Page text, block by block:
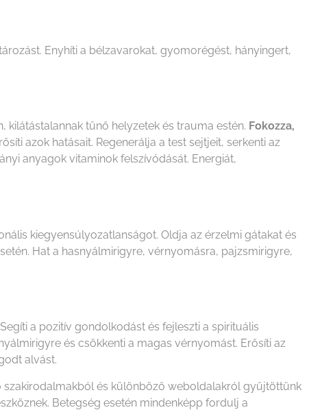
Enyhíti a bélzavarokat, gyomorégést, hányingert,
kilátástalannak tűnő helyzetek és trauma estén. Fokozza,
azok hatásait. Regenerálja a test sejtjeit, serkenti az
anyagok vitaminok felszívódását. Energiát,
kiegyensúlyozatlanságot. Oldja az érzelmi gátakat és
Hat a hasnyálmirigyre, vérnyomásra, pajzsmirigyre,
Segíti a pozitív gondolkodást és fejleszti a spirituális
és csökkenti a magas vérnyomást. Erősíti az
alvást.
szakirodalmakból és különböző weboldalakról gyűjtöttünk
Betegség esetén mindenképp fordulj a